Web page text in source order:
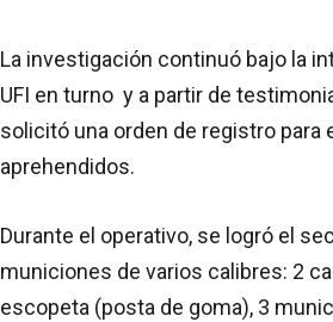
La investigación continuó bajo la
UFI en turno y a partir de
solicitó una orden de registro para
aprehendidos.
Durante el operativo, se logró el
municiones de varios calibres: 2
escopeta (posta de goma), 3